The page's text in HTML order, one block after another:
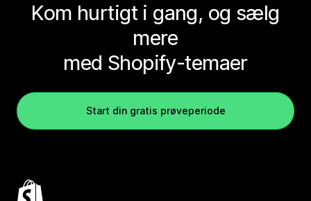
Kom hurtigt i gang, og sælg
mere
med Shopify-temaer
Start din gratis prøveperiode